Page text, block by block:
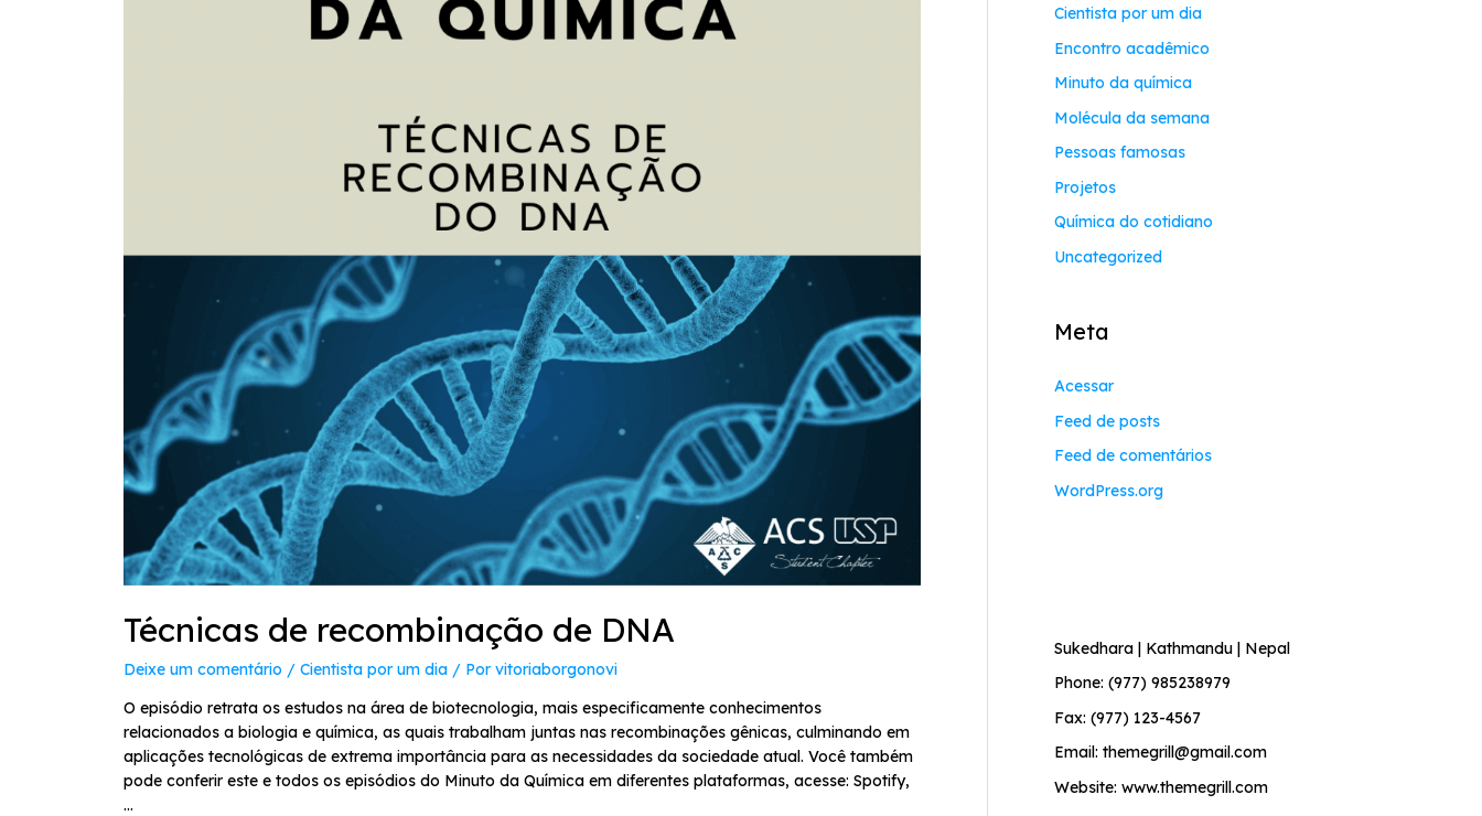
Técnicas de recombinação de DNA
Deixe um comentário / Cientista por um dia / Por vitoriaborgonovi
O episódio retrata os estudos na área de biotecnologia, mais especificamente conhecimentos
relacionados a biologia e química, as quais trabalham juntas nas recombinações gênicas, culminando em
aplicações tecnológicas de extrema importância para as necessidades da sociedade atual. Você também
pode conferir este e todos os episódios do Minuto da Química em diferentes plataformas, acesse: Spotify,
…
Cientista por um dia
Encontro acadêmico
Minuto da química
Molécula da semana
Pessoas famosas
Projetos
Química do cotidiano
Uncategorized
Meta
Acessar
Feed de posts
Feed de comentários
WordPress.org
Sukedhara | Kathmandu | Nepal
Phone: (977) 985238979
Fax: (977) 123-4567
Email: themegrill@gmail.com
Website: www.themegrill.com